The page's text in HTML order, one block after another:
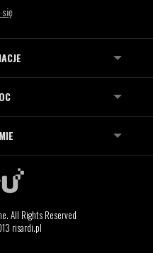
All Rights Reserved
risardi.pl